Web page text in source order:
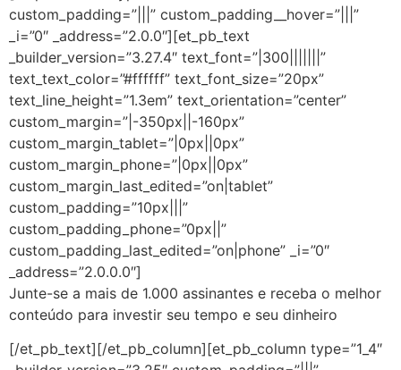
custom_padding=”|||” custom_padding__hover=”|||”
_i=”0″ _address=”2.0.0″][et_pb_text
_builder_version=”3.27.4″ text_font=”|300|||||||”
text_text_color=”#ffffff” text_font_size=”20px”
text_line_height=”1.3em” text_orientation=”center”
custom_margin=”|-350px||-160px”
custom_margin_tablet=”|0px||0px”
custom_margin_phone=”|0px||0px”
custom_margin_last_edited=”on|tablet”
custom_padding=”10px|||”
custom_padding_phone=”0px||”
custom_padding_last_edited=”on|phone” _i=”0″
_address=”2.0.0.0″]
Junte-se a mais de 1.000 assinantes e receba o melhor
conteúdo para investir seu tempo e seu dinheiro
[/et_pb_text][/et_pb_column][et_pb_column type=”1_4″